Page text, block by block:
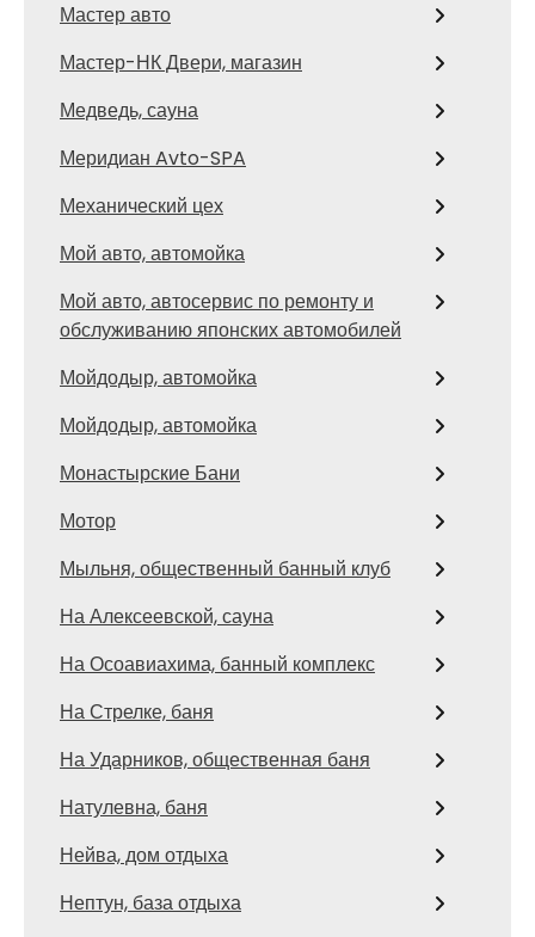
Мастер авто
Мастер-НК Двери, магазин
Медведь, сауна
Меридиан Avto-SPA
Механический цех
Мой авто, автомойка
Мой авто, автосервис по ремонту и
обслуживанию японских автомобилей
Мойдодыр, автомойка
Мойдодыр, автомойка
Монастырские Бани
Мотор
Мыльня, общественный банный клуб
На Алексеевской, сауна
На Осоавиахима, банный комплекс
На Стрелке, баня
На Ударников, общественная баня
Натулевна, баня
Нейва, дом отдыха
Нептун, база отдыха